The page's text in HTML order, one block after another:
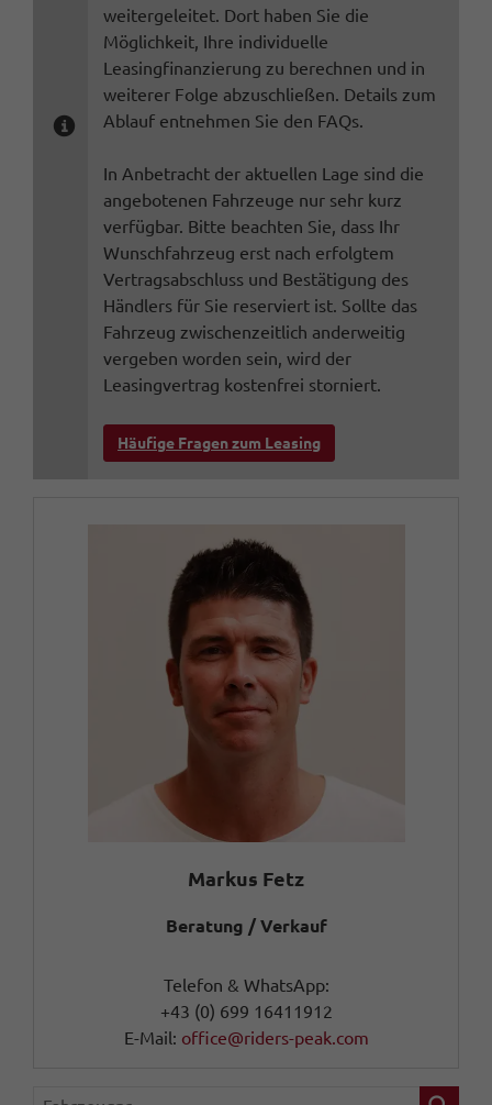
weitergeleitet. Dort haben Sie die
Möglichkeit, Ihre individuelle
Leasingfinanzierung zu berechnen und in
weiterer Folge abzuschließen. Details zum
Ablauf entnehmen Sie den FAQs.
In Anbetracht der aktuellen Lage sind die
angebotenen Fahrzeuge nur sehr kurz
verfügbar. Bitte beachten Sie, dass Ihr
Wunschfahrzeug erst nach erfolgtem
Vertragsabschluss und Bestätigung des
Händlers für Sie reserviert ist. Sollte das
Fahrzeug zwischenzeitlich anderweitig
vergeben worden sein, wird der
Leasingvertrag kostenfrei storniert.
Häufige Fragen zum Leasing
Markus Fetz
Beratung / Verkauf
Telefon & WhatsApp:
+43 (0) 699 16411912
E-Mail: office@riders-peak.com
Fahrzeugnr.